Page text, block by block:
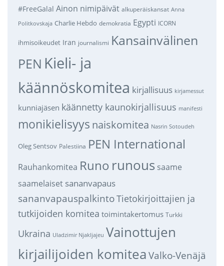
#FreeGalal Ainon nimipäivät alkuperäiskansat Anna
Politkovskaja Charlie Hebdo demokratia Egypti ICORN
ihmisoikeudet Iran journalismi Kansainvälinen
PEN Kieli- ja
käännöskomitea kirjallisuus kirjamessut
kunniajäsen käännetty kaunokirjallisuus manifesti
monikielisyys naiskomitea Nasrin Sotoudeh
Oleg Sentsov Palestiina PEN International
Rauhankomitea Runo runous saame
saamelaiset sananvapaus
sananvapauspalkintoTietokirjoittajien ja
tutkijoiden komitea toimintakertomus Turkki
Ukraina Uladzimir Njakljajeu Vainottujen
kirjailijoiden komitea Valko-Venäjä